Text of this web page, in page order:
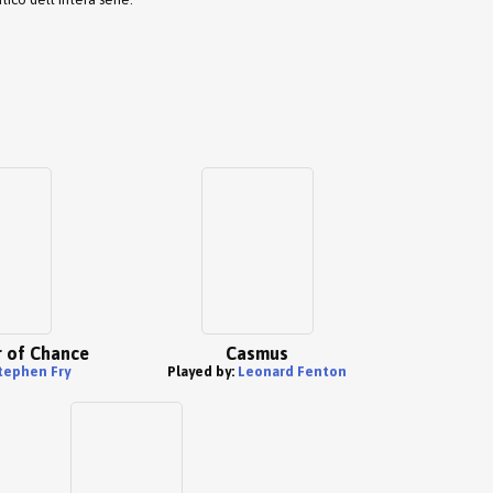
of Chance
Fry
Casmus
Played by: Leonard Fenton